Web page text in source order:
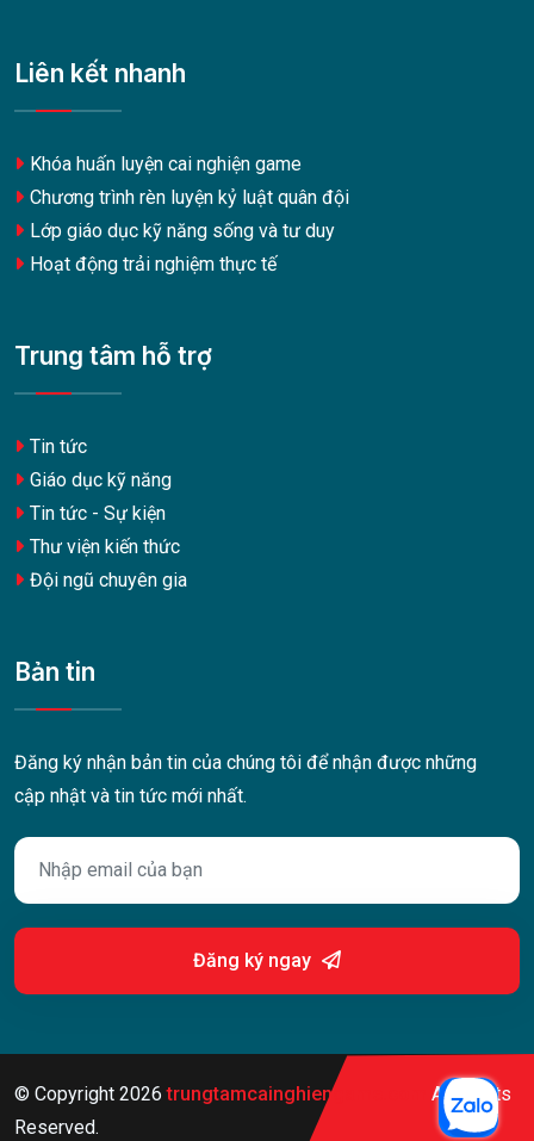
Liên kết nhanh
Khóa huấn luyện cai nghiện game
Chương trình rèn luyện kỷ luật quân đội
Lớp giáo dục kỹ năng sống và tư duy
Hoạt động trải nghiệm thực tế
Trung tâm hỗ trợ
Tin tức
Giáo dục kỹ năng
Tin tức - Sự kiện
Thư viện kiến thức
Đội ngũ chuyên gia
Bản tin
Đăng ký nhận bản tin của chúng tôi để nhận được những
cập nhật và tin tức mới nhất.
Đăng ký ngay
© Copyright 2026 trungtamcainghiengame.com
All Rights
Reserved.